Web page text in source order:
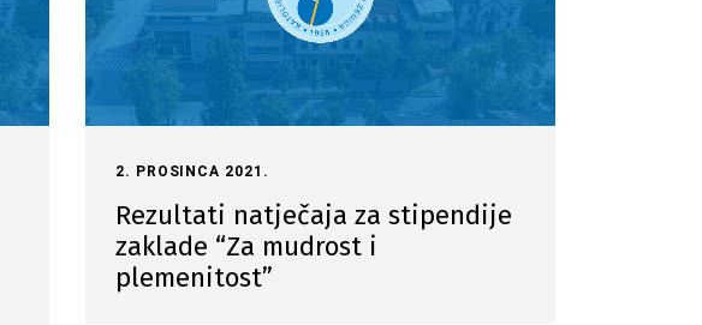
2. PROSINCA 2021.
Rezultati natječaja za stipendije
zaklade “Za mudrost i
plemenitost”